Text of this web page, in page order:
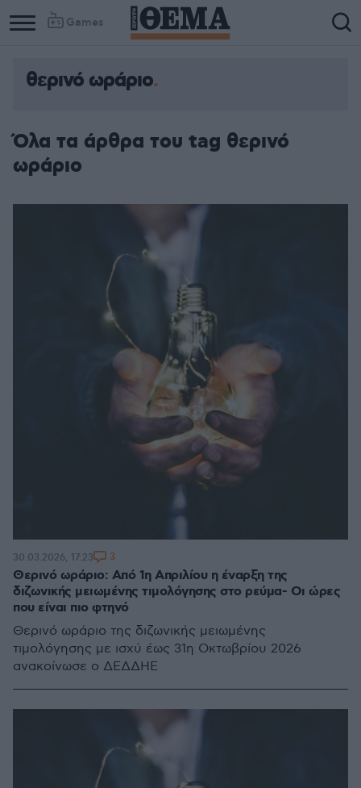
Games
θερινό ωράριο
Όλα τα άρθρα του tag θερινό
ωράριο
Θερινό ωράριο: Από 1η Απριλίου η έναρξη της
διζωνικής μειωμένης τιμολόγησης στο ρεύμα- Οι ώρες
που είναι πιο φτηνό
Θερινό ωράριο της διζωνικής μειωμένης
τιμολόγησης με ισχύ έως 31η Οκτωβρίου 2026
ανακοίνωσε ο ΔΕΔΔΗΕ
30.03.2026, 17:23 3